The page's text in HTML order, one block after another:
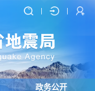
政务公开